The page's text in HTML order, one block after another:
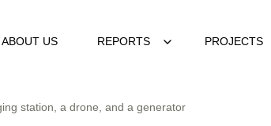
ABOUT US REPORTS PROJECTS
station, a drone, and a generator